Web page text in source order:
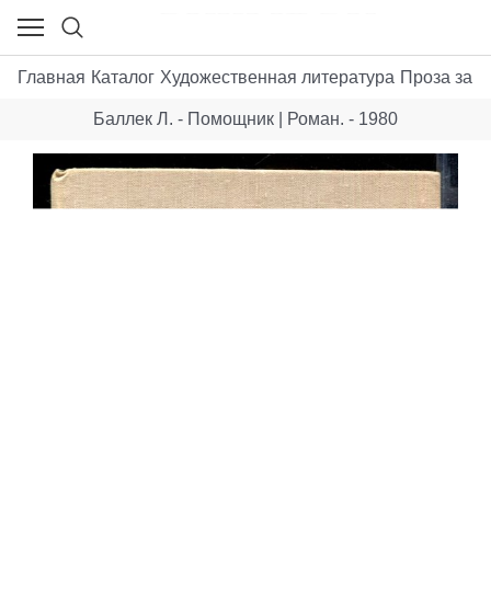
Главная Каталог Художественная литература Проза
Баллек Л. - Помощник | Роман. - 1980